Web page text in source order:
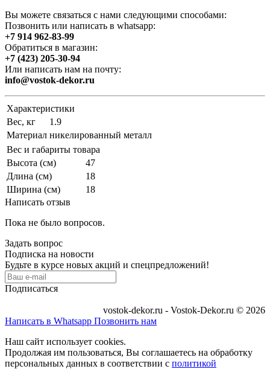
Вы можете связаться с нами следующими способами:
Позвонить или написать в whatsapp:
+7 914 962-83-99
Обратиться в магазин:
+7 (423) 205-30-94
Или написать нам на почту:
info@vostok-dekor.ru
Характеристики
Вес, кг
1.9
Материал никелированный металл
Вес и габариты товара
Высота (см)
47
Длина (см)
18
Ширина (см)
18
Написать отзыв
Пока не было вопросов.
Задать вопрос
Подписка на новости
Будьте в курсе новых акций и спецпредложений!
Подписаться
vostok-dekor.ru - Vostok-Dekor.ru © 2026
Написать в Whatsapp Позвонить нам
Наш сайт использует cookies.
Продолжая им пользоваться, Вы соглашаетесь на обработку
персональных данных в соответствии с политикой